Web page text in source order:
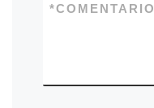
COMENTARIO
*